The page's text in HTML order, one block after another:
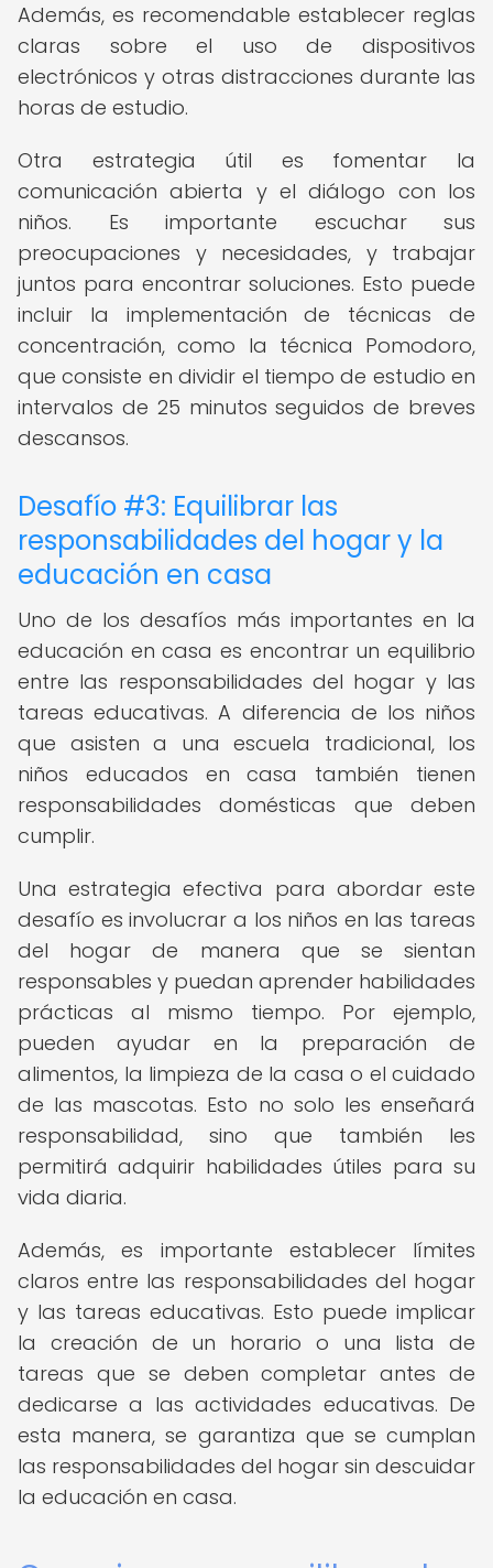
Además, es recomendable establecer reglas
claras sobre el uso de dispositivos
electrónicos y otras distracciones durante las
horas de estudio.
Otra estrategia útil es fomentar la
comunicación abierta y el diálogo con los
niños. Es importante escuchar sus
preocupaciones y necesidades, y trabajar
juntos para encontrar soluciones. Esto puede
incluir la implementación de técnicas de
concentración, como la técnica Pomodoro,
que consiste en dividir el tiempo de estudio en
intervalos de 25 minutos seguidos de breves
descansos.
Desafío #3: Equilibrar las
responsabilidades del hogar y la
educación en casa
Uno de los desafíos más importantes en la
educación en casa es encontrar un equilibrio
entre las responsabilidades del hogar y las
tareas educativas. A diferencia de los niños
que asisten a una escuela tradicional, los
niños educados en casa también tienen
responsabilidades domésticas que deben
cumplir.
Una estrategia efectiva para abordar este
desafío es involucrar a los niños en las tareas
del hogar de manera que se sientan
responsables y puedan aprender habilidades
prácticas al mismo tiempo. Por ejemplo,
pueden ayudar en la preparación de
alimentos, la limpieza de la casa o el cuidado
de las mascotas. Esto no solo les enseñará
responsabilidad, sino que también les
permitirá adquirir habilidades útiles para su
vida diaria.
Además, es importante establecer límites
claros entre las responsabilidades del hogar
y las tareas educativas. Esto puede implicar
la creación de un horario o una lista de
tareas que se deben completar antes de
dedicarse a las actividades educativas. De
esta manera, se garantiza que se cumplan
las responsabilidades del hogar sin descuidar
la educación en casa.